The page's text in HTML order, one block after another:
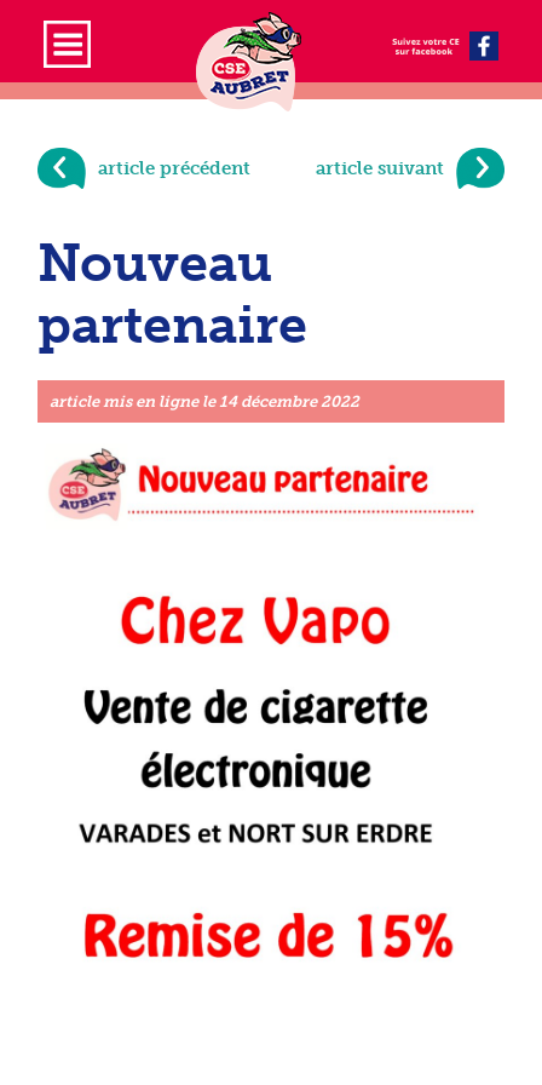
article précédent article suivant
Nouveau
partenaire
article mis en ligne le 14 décembre 2022